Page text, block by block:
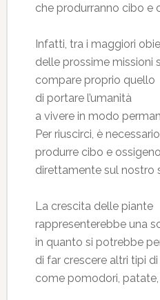
che produrranno cibo e
Infatti, tra i maggiori
delle prossime missioni
compare proprio quello
di portare l’umanità
a vivere in modo
Per riuscirci, è necessario
produrre cibo e ossigeno
direttamente sul nostro
La crescita delle piante
rappresenterebbe una
in quanto si potrebbe
di far crescere altri tipi
come pomodori,